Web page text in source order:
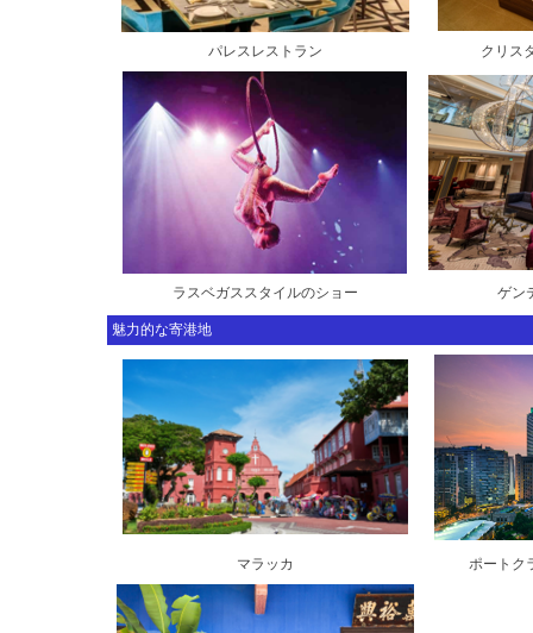
パレスレストラン クリス
ラスベガススタイルのショー ゲン
魅力的な寄港地
マラッカ ポートク